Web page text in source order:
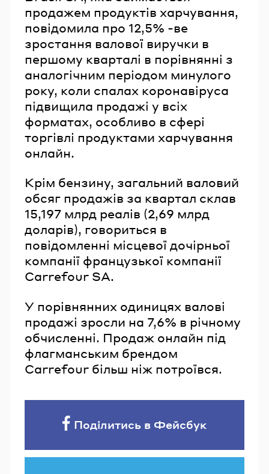
продажем продуктів харчування,
повідомила про 12,5% -ве
зростання валової виручки в
першому кварталі в порівнянні з
аналогічним періодом минулого
року, коли спалах коронавіруса
підвищила продажі у всіх
форматах, особливо в сфері
торгівлі продуктами харчування
онлайн.
Крім бензину, загальний валовий
обсяг продажів за квартал склав
15,197 млрд реалів (2,69 млрд
доларів), говориться в
повідомленні місцевої дочірньої
компанії французької компанії
Carrefour SA.
У порівнянних одиницях валові
продажі зросли на 7,6% в річному
обчисленні. Продаж онлайн під
флагманським брендом
Carrefour більш ніж потроївся.
Поділитись в Фейсбук